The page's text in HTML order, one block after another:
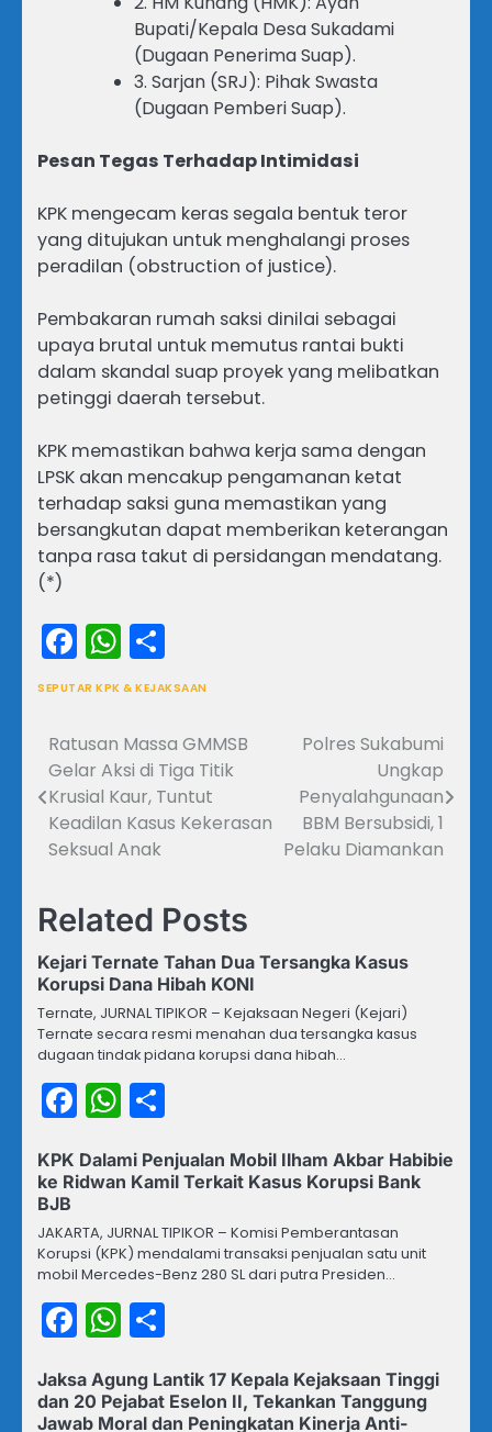
Bupati/Kepala Desa Sukadami
(Dugaan Penerima Suap).
3. Sarjan (SRJ): Pihak Swasta
(Dugaan Pemberi Suap).
Pesan Tegas Terhadap Intimidasi
KPK mengecam keras segala bentuk teror
yang ditujukan untuk menghalangi proses
peradilan (obstruction of justice).
Pembakaran rumah saksi dinilai sebagai
upaya brutal untuk memutus rantai bukti
dalam skandal suap proyek yang melibatkan
petinggi daerah tersebut.
KPK memastikan bahwa kerja sama dengan
LPSK akan mencakup pengamanan ketat
terhadap saksi guna memastikan yang
bersangkutan dapat memberikan keterangan
tanpa rasa takut di persidangan mendatang.
(*)
Facebook
WhatsApp
SEPUTAR KPK & KEJAKSAAN
Navigasi
pos
Ratusan Massa GMMSB
Gelar Aksi di Tiga Titik
Krusial Kaur, Tuntut
Keadilan Kasus Kekerasan
Seksual Anak
Polres Sukabumi
Ungkap
Penyalahgunaan
BBM Bersubsidi, 1
Pelaku Diamankan
Related Posts
Kejari Ternate Tahan Dua Tersangka Kasus
Korupsi Dana Hibah KONI
Ternate, JURNAL TIPIKOR – Kejaksaan Negeri (Kejari)
Ternate secara resmi menahan dua tersangka kasus
dugaan tindak pidana korupsi dana hibah…
Facebook
WhatsApp
KPK Dalami Penjualan Mobil Ilham Akbar Habibie
ke Ridwan Kamil Terkait Kasus Korupsi Bank
BJB
JAKARTA, JURNAL TIPIKOR – Komisi Pemberantasan
Korupsi (KPK) mendalami transaksi penjualan satu unit
mobil Mercedes-Benz 280 SL dari putra Presiden…
Facebook
WhatsApp
Jaksa Agung Lantik 17 Kepala Kejaksaan Tinggi
dan 20 Pejabat Eselon II, Tekankan Tanggung
Jawab Moral dan Peningkatan Kinerja Anti-